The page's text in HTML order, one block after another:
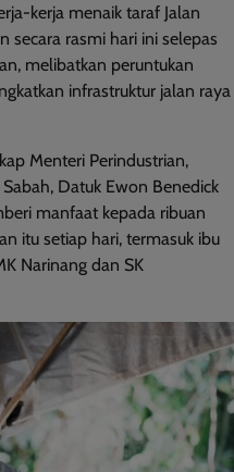
kerja menaik taraf Jalan
secara rasmi hari ini selepas
melibatkan peruntukan
infrastruktur jalan raya
Menteri Perindustrian,
Datuk Ewon Benedick
manfaat kepada ribuan
itu setiap hari, termasuk ibu
Narinang dan SK